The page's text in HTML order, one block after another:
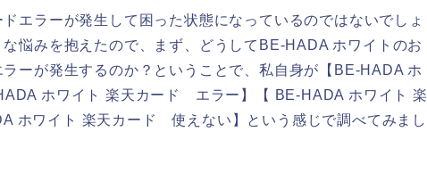
エラーが発生して困った状態になっているのではないでしょ
悩みを抱えたので、まず、どうしてBE-HADA ホワイトのお
ーが発生するのか？ということで、私自身が【BE-HADA ホ
ホワイト 楽天カード エラー】【 BE-HADA ホワイト 楽
ホワイト 楽天カード 使えない】という感じで調べてみまし